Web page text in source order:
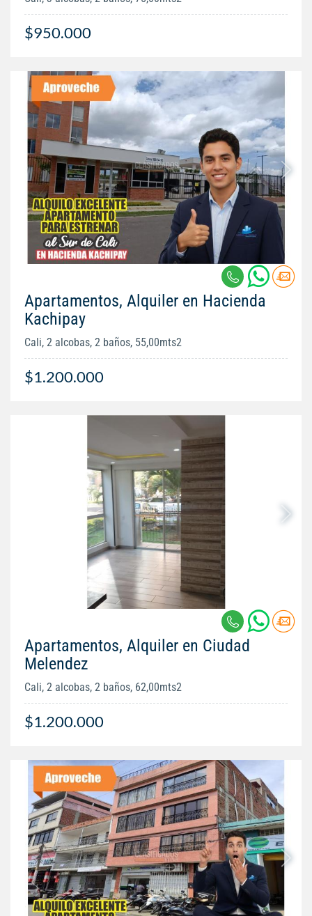
$950.000
Apartamentos, Alquiler en Hacienda
Kachipay
Cali, 2 alcobas, 2 baños, 55,00mts2
$1.200.000
Apartamentos, Alquiler en Ciudad
Melendez
Cali, 2 alcobas, 2 baños, 62,00mts2
$1.200.000